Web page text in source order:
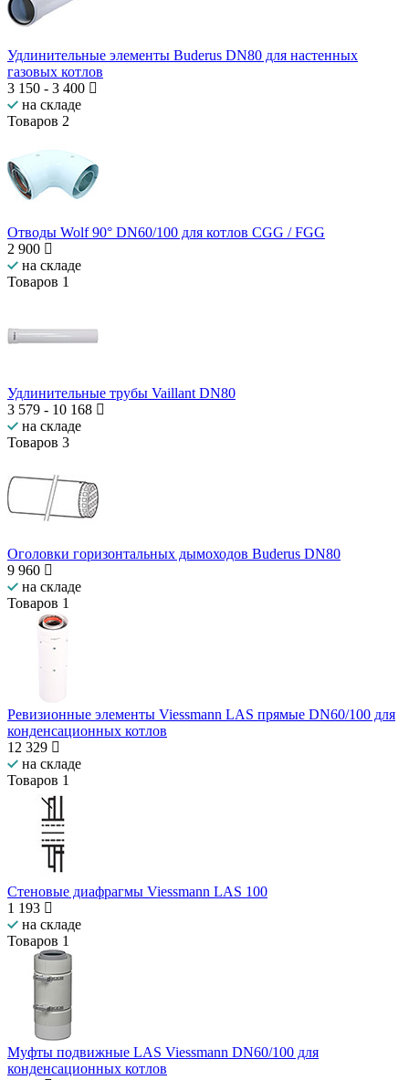
Удлинительные элементы Buderus DN80 для настенных
газовых котлов
3 150 - 3 400
на складе
Товаров 2
Отводы Wolf 90° DN60/100 для котлов CGG / FGG
2 900
на складе
Товаров 1
Удлинительные трубы Vaillant DN80
3 579 - 10 168
на складе
Товаров 3
Оголовки горизонтальных дымоходов Buderus DN80
9 960
на складе
Товаров 1
Ревизионные элементы Viessmann LAS прямые DN60/100 для
конденсационных котлов
12 329
на складе
Товаров 1
Стеновые диафрагмы Viessmann LAS 100
1 193
на складе
Товаров 1
Муфты подвижные LAS Viessmann DN60/100 для
конденсационных котлов